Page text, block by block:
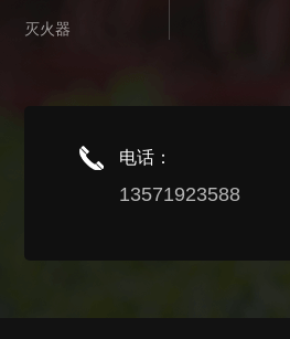
灭火器
电话：
13571923588